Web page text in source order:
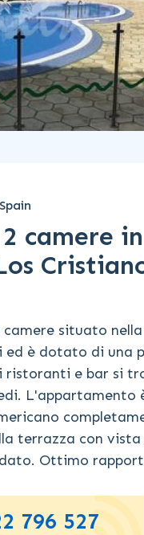
camere
situato
è dotato di una
ristoranti e bar si
terrazza con
Ottimo
796 527